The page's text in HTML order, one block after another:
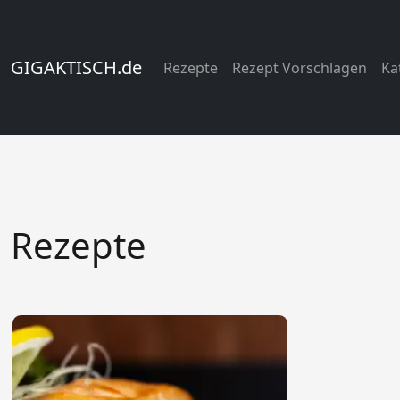
GIGAKTISCH.de Rezepte Rezept Vorschlagen
Rezepte